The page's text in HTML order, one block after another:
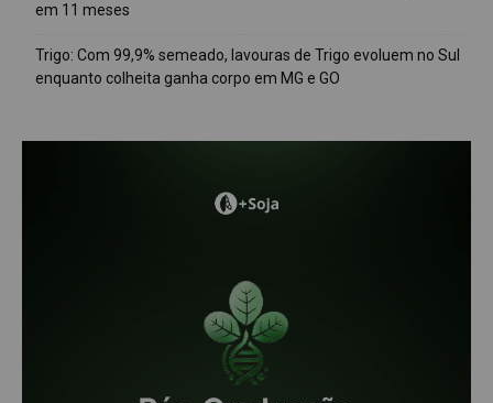
em 11 meses
Trigo: Com 99,9% semeado, lavouras de Trigo evoluem no Sul
enquanto colheita ganha corpo em MG e GO